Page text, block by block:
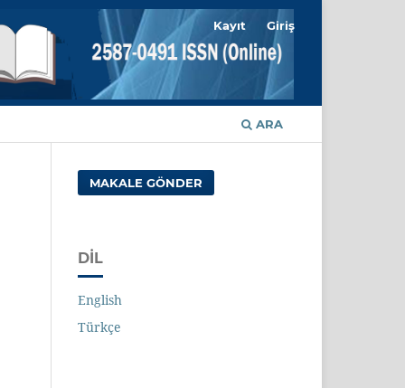
ARA
Kayıt Giriş
MAKALE GÖNDER
DIL
English
Türkçe